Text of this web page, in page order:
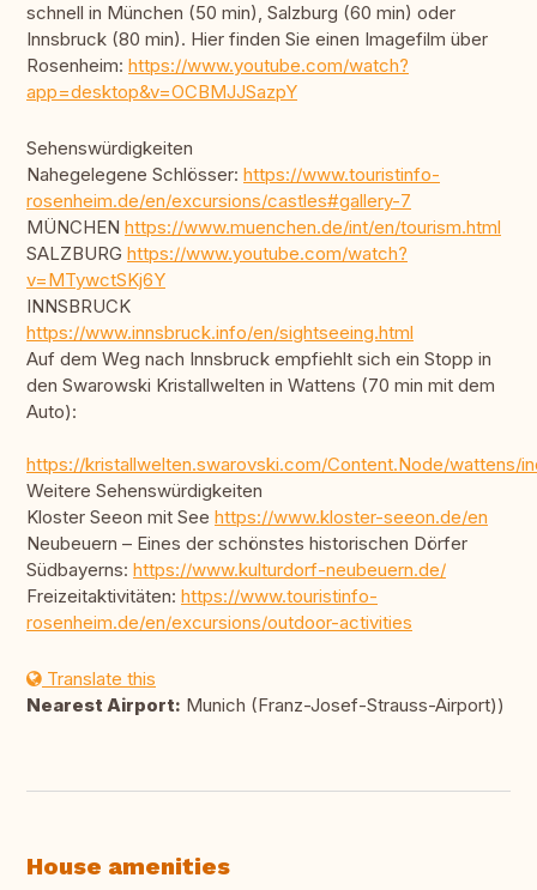
schnell in München (50 min), Salzburg (60 min) oder
Innsbruck (80 min). Hier finden Sie einen Imagefilm über
Rosenheim: https://www.youtube.com/watch?
app=desktop&v=OCBMJJSazpY
Sehenswürdigkeiten
Nahegelegene Schlösser: https://www.touristinfo-
rosenheim.de/en/excursions/castles#gallery-7
MÜNCHEN https://www.muenchen.de/int/en/tourism.html
SALZBURG https://www.youtube.com/watch?
v=MTywctSKj6Y
INNSBRUCK
https://www.innsbruck.info/en/sightseeing.html
Auf dem Weg nach Innsbruck empfiehlt sich ein Stopp in
den Swarowski Kristallwelten in Wattens (70 min mit dem
Auto):
https://kristallwelten.swarovski.com/Content.Node/wattens/
Weitere Sehenswürdigkeiten
Kloster Seeon mit See https://www.kloster-seeon.de/en
Neubeuern – Eines der schönstes historischen Dörfer
Südbayerns: https://www.kulturdorf-neubeuern.de/
Freizeitaktivitäten: https://www.touristinfo-
rosenheim.de/en/excursions/outdoor-activities
Translate this
Nearest Airport: Munich (Franz-Josef-Strauss-Airport))
House amenities